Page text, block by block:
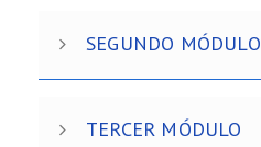
SEGUNDO MÓDULO
TERCER MÓDULO